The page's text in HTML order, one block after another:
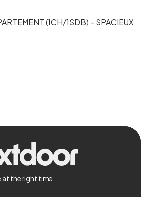
(1CH/1SDB) - SPACIEUX
at the right time.